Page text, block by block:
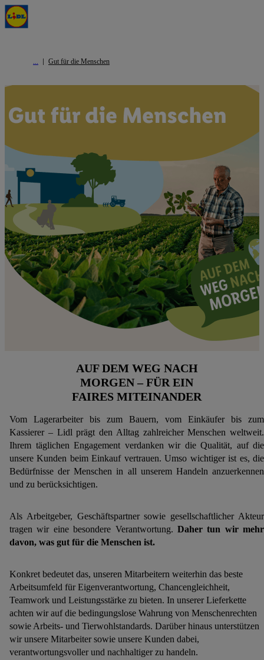
Gut für die Menschen
AUF DEM WEG NACH
MORGEN – FÜR EIN
FAIRES MITEINANDER
Vom Lagerarbeiter bis zum Bauern, vom Einkäufer bis zum
Kassierer – Lidl prägt den Alltag zahlreicher Menschen weltweit.
Ihrem täglichen Engagement verdanken wir die Qualität, auf die
unsere Kunden beim Einkauf vertrauen. Umso wichtiger ist es, die
Bedürfnisse der Menschen in all unserem Handeln anzuerkennen
und zu berücksichtigen.
Als Arbeitgeber, Geschäftspartner sowie gesellschaftlicher Akteur
tragen wir eine besondere Verantwortung. Daher tun wir mehr
davon, was gut für die Menschen ist.
Konkret bedeutet das, unseren Mitarbeitern weiterhin das beste
Arbeitsumfeld für Eigenverantwortung, Chancengleichheit,
Teamwork und Leistungsstärke zu bieten. In unserer Lieferkette
achten wir auf die bedingungslose Wahrung von Menschenrechten
sowie Arbeits- und Tierwohlstandards. Darüber hinaus unterstützen
wir unsere Mitarbeiter sowie unsere Kunden dabei,
verantwortungsvoller und nachhaltiger zu handeln.